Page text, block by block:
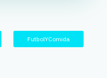
FutbolYComida